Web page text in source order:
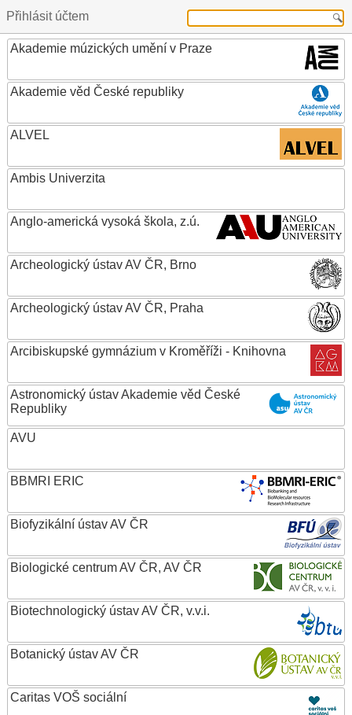
Přihlásit účtem
Akademie múzických umění v Praze
Akademie věd České republiky
ALVEL
Ambis Univerzita
Anglo-americká vysoká škola, z.ú.
Archeologický ústav AV ČR, Brno
Archeologický ústav AV ČR, Praha
Arcibiskupské gymnázium v Kroměříži - Knihovna
Astronomický ústav Akademie věd České
Republiky
AVU
BBMRI ERIC
Biofyzikální ústav AV ČR
Biologické centrum AV ČR, AV ČR
Biotechnologický ústav AV ČR, v.v.i.
Botanický ústav AV ČR
Caritas VOŠ sociální